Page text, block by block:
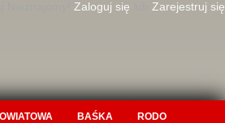
Zaloguj się Zarejestruj się
BAŚKA RODO